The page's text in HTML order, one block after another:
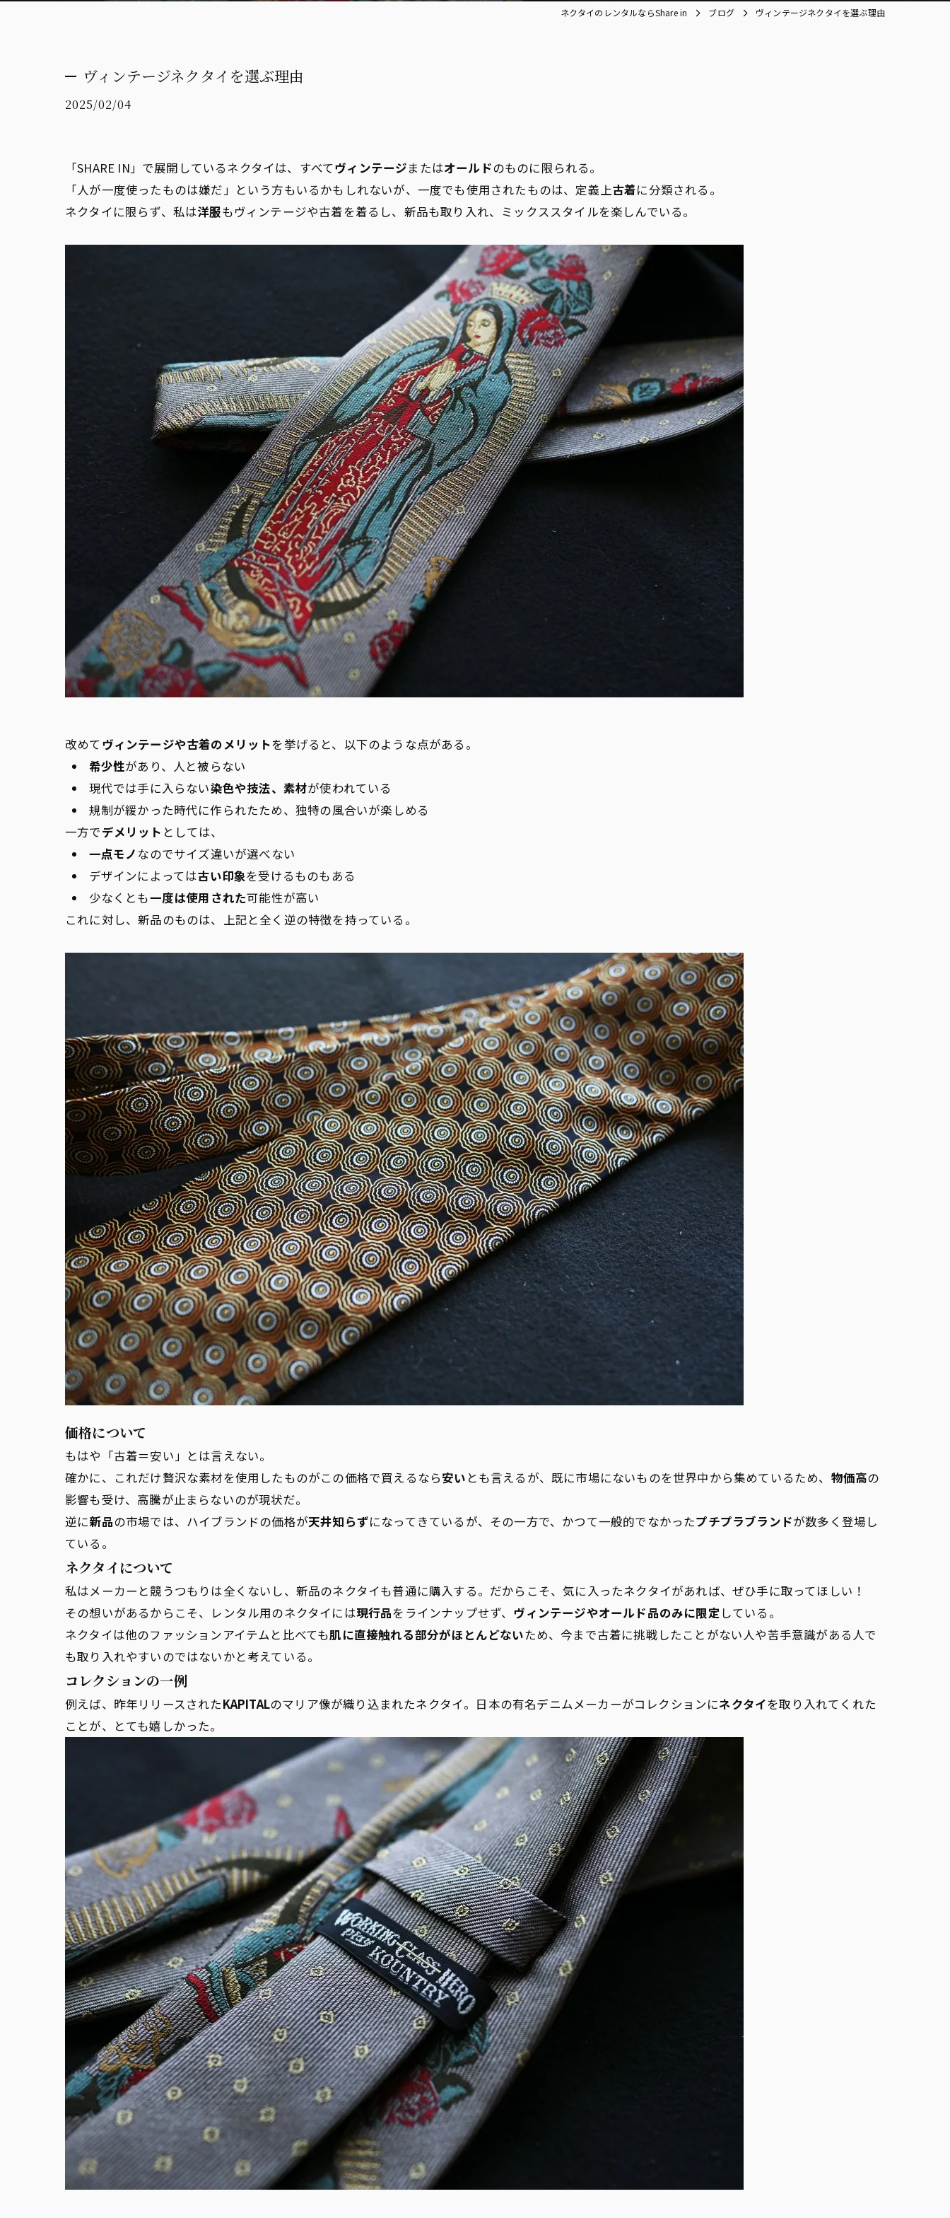
ネクタイのレンタルならShare in ブログ ヴィンテージネクタイを選ぶ理由
ヴィンテージネクタイを選ぶ理由
2025/02/04
「SHARE IN」で展開しているネクタイは、すべてヴィンテージまたはオールドのものに限られる。
「人が一度使ったものは嫌だ」という方もいるかもしれないが、一度でも使用されたものは、定義上古着に分類される。
ネクタイに限らず、私は洋服もヴィンテージや古着を着るし、新品も取り入れ、ミックススタイルを楽しんでいる。
改めてヴィンテージや古着のメリットを挙げると、以下のような点がある。
希少性があり、人と被らない
現代では手に入らない染色や技法、素材が使われている
規制が緩かった時代に作られたため、独特の風合いが楽しめる
一方でデメリット としては、
一点モノ なのでサイズ違いが選べない
デザインによっては古い印象を受けるものもある
少なくとも一度は使用された可能性が高い
これに対し、新品のものは、上記と全く逆の特徴を持っている。
価格について
もはや「古着＝安い」とは言えない。
確かに、これだけ贅沢な素材を使用したものがこの価格で買えるなら安い とも言えるが、既に市場にないものを世界中から集めているため、 物価高の
影響も受け、高騰が止まらないのが現状だ。
逆に新品の市場では、ハイブランドの価格が天井知らずになってきているが、その一方で、かつて一般的でなかったプチプラブランドが数多く登場し
ている。
ネクタイについて
私はメーカーと競うつもりは全くないし、新品のネクタイも普通に購入する。だからこそ、気に入ったネクタイがあれば、ぜひ手に取ってほしい！
その想いがあるからこそ、レンタル用のネクタイには現行品をラインナップせず、 ヴィンテージやオールド品のみに限定 している。
ネクタイは他のファッションアイテムと比べても肌に直接触れる部分がほとんどないため、今まで古着に挑戦したことがない人や苦手意識がある人で
も取り入れやすいのではないかと考えている。
コレクションの一例
例えば、昨年リリースされたKAPITALのマリア像が織り込まれたネクタイ。日本の有名デニムメーカーがコレクションにネクタイを取り入れてくれた
ことが、とても嬉しかった。